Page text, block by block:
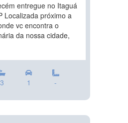
entregue no Itaguá
Localizada próximo a
vc encontra o
da nossa cidade,
3 1 -